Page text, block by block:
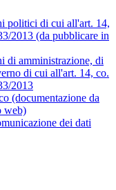
politici di cui all'art. 14,
2013 (da pubblicare in
di amministrazione, di
di cui all'art. 14, co.
2013
(documentazione da
web)
dei dati